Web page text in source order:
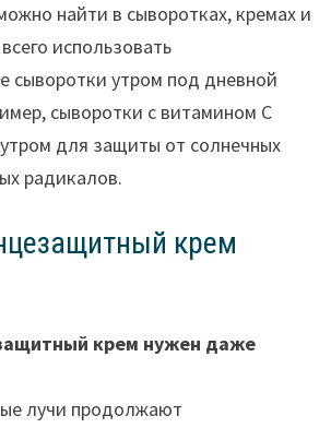
найти в сыворотках, кремах и
использовать
сыворотки утром под дневной
сыворотки с витамином C
для защиты от солнечных
радикалов.
крем
крем нужен даже
лучи продолжают